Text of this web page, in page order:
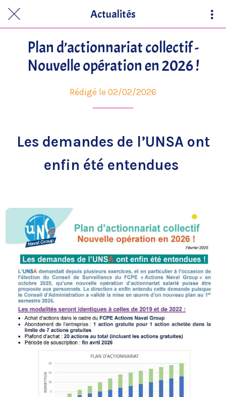
Actualités
Plan d’actionnariat collectif -
Nouvelle opération en 2026 !
Rédigé le 02/02/2026
Les demandes de l’UNSA ont
enfin été entendues